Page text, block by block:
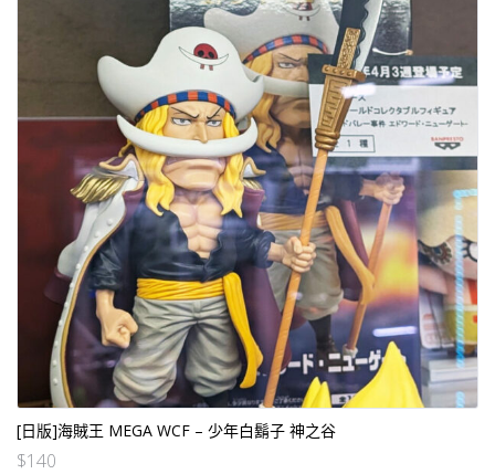
[日版]海賊王 MEGA WCF – 少年白鬍子 神之谷
$140